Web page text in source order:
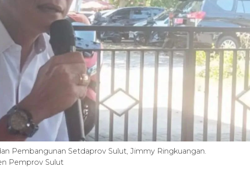
Pembangunan Setdaprov Sulut, Jimmy Ringkuangan.
Pemprov Sulut